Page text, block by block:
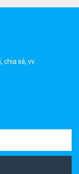
chia sẻ, vv.